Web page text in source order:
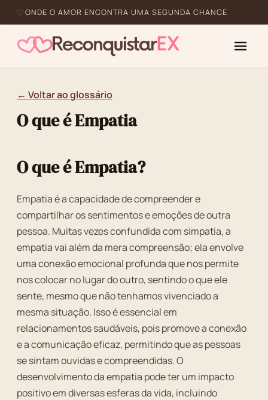
ONDE O AMOR ENCONTRA UMA SEGUNDA CHANCE
← Voltar ao glossário
O que é Empatia
O que é Empatia?
Empatia é a capacidade de compreender e
compartilhar os sentimentos e emoções de outra
pessoa. Muitas vezes confundida com simpatia, a
empatia vai além da mera compreensão; ela envolve
uma conexão emocional profunda que nos permite
nos colocar no lugar do outro, sentindo o que ele
sente, mesmo que não tenhamos vivenciado a
mesma situação. Isso é essencial em
relacionamentos saudáveis, pois promove a conexão
e a comunicação eficaz, permitindo que as pessoas
se sintam ouvidas e compreendidas. O
desenvolvimento da empatia pode ter um impacto
positivo em diversas esferas da vida, incluindo